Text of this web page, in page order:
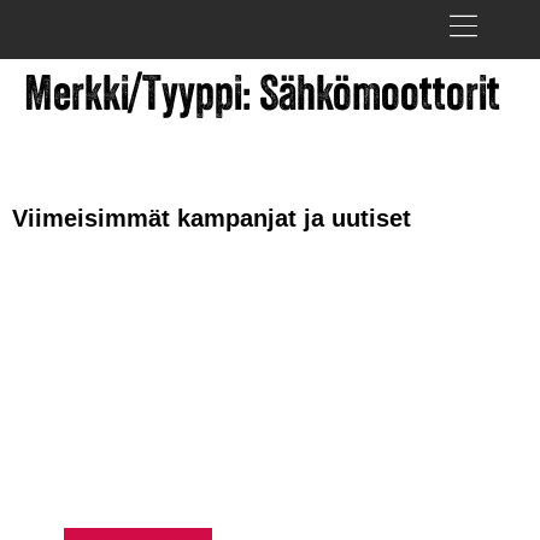
Merkki/Tyyppi: Sähkömoottorit
Viimeisimmät kampanjat ja uutiset